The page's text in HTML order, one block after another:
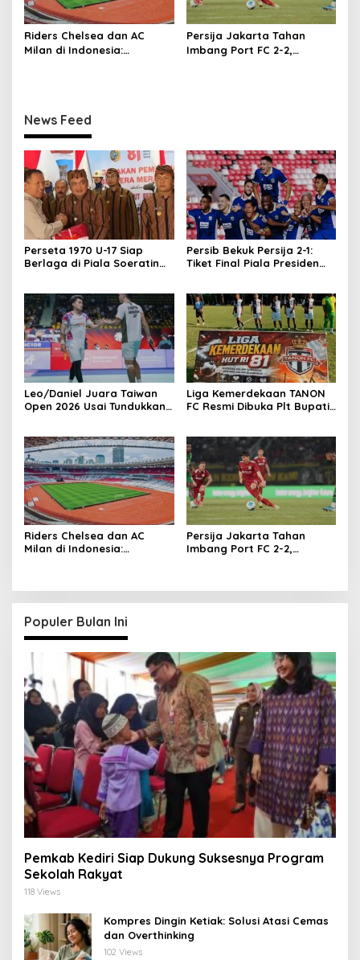
Riders Chelsea dan AC
Milan di Indonesia:
Persija Jakarta Tahan
Imbang Port FC 2-2,
News Feed
Perseta 1970 U-17 Siap
Berlaga di Piala Soeratin
Persib Bekuk Persija 2-1:
Tiket Final Piala Presiden
Leo/Daniel Juara Taiwan
Open 2026 Usai Tundukkan
Liga Kemerdekaan TANON
FC Resmi Dibuka Plt Bupati
Riders Chelsea dan AC
Milan di Indonesia:
Persija Jakarta Tahan
Imbang Port FC 2-2,
Populer Bulan Ini
Pemkab Kediri Siap Dukung Suksesnya Program
Sekolah Rakyat
118 Views
Kompres Dingin Ketiak: Solusi Atasi Cemas
dan Overthinking
102 Views